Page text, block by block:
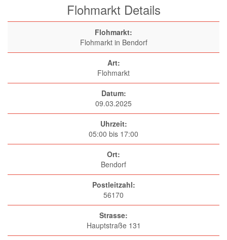
Flohmarkt Details
Flohmarkt:
Flohmarkt in Bendorf
Art:
Flohmarkt
Datum:
09.03.2025
Uhrzeit:
05:00 bis 17:00
Ort:
Bendorf
Postleitzahl:
56170
Strasse:
Hauptstraße 131